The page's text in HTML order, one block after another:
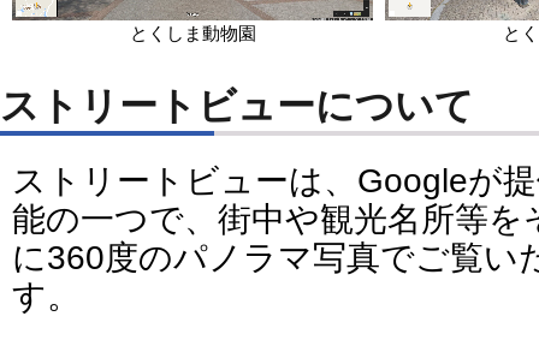
とくしま動物園 と
ストリートビューについて
ストリートビューは、Googleが
能の一つで、街中や観光名所等
に360度のパノラマ写真でご覧い
す。